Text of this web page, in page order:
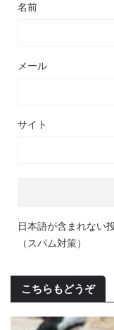
名前
メール
サイト
日本語が含まれない
（スパム対策）
こちらもどうぞ